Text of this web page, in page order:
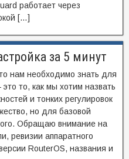
работает через
[…]
за 5 минут
нам необходимо знать для
то, как мы хотим назвать
и тонких регулировок
но для базовой
Обращаю внимание на
ревизии аппаратного
RouterOS, названия и